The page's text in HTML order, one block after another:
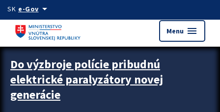
Preskocit na hlavný obsah
SK e-Govarrow_drop_down
Menu menu
Zastavit automatický posun upútavok
Do výzbroje polície pribudnú
elektrické paralyzátory novej
generácie